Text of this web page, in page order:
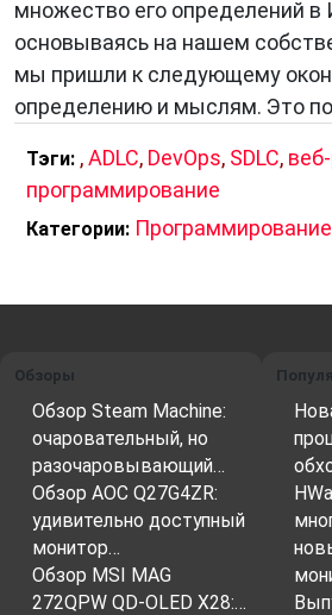
множество его определений в
основываясь на нашем
мы пришли к следующему
определению и мыслям. Это
Тэги: ,ADLC, DevOps, SDLC,
программирование
Категории: Программирование
Обзоры
Обзор Steam Machine:
очаровательный, но
разочаровывающий…
Обзор AOC Q27G4ZR:
удивительно доступный
монитор…
Обзор MSI MAG
272QPW QD-OLED X28:…